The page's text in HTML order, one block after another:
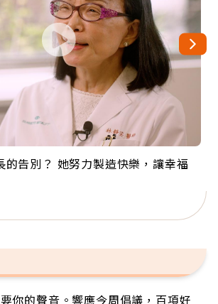
的告別？ 她努力製造快樂，讓幸福
神父 為台灣奉獻36年 「台灣是我
都講台語！」
、搬回台灣找快樂！「蛋黃哥小
，逗樂上萬爺奶：退休後才開始真
界紀錄 成為全球最年長羽球選
秘密原來是「這個」
追夢…黑手阿伯拉小提琴還登上小
大讚！
你的聲音。響應今周倡議，百項好